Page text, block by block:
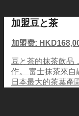
加盟豆と茶
加盟费:
豆と茶的抹茶飲品
作。 富士抹茶來自
日本最大的茶葉產